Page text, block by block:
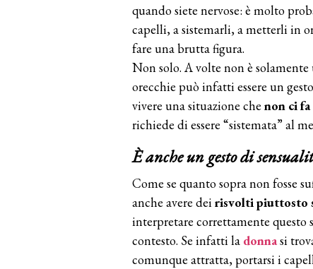
quando siete nervose: è molto
capelli, a sistemarli, a metterli in
fare una brutta figura.
Non solo. A volte non è
orecchie può infatti essere un
vivere una situazione che non ci
richiede di essere “sistemata” al
È anche un gesto di
Come se quanto sopra non fosse
anche avere dei risvolti piuttosto
interpretare correttamente questo
contesto. Se infatti la donnasi
comunque attratta, portarsi i